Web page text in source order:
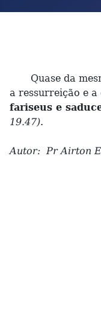
Quase da
a ressurreição e a
fariseus e
19.47).
Autor: Pr Airton